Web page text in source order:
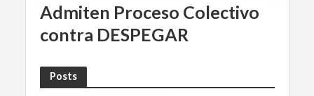
Admiten Proceso Colectivo
contra DESPEGAR
Posts